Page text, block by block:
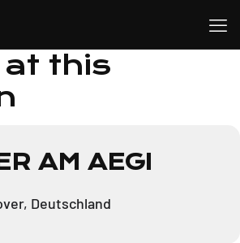
this
AM AEGI
Deutschland